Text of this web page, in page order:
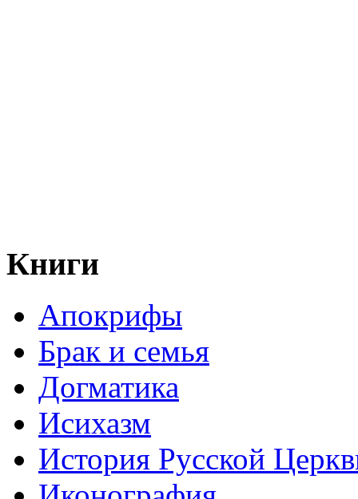
Книги
Апокрифы
Брак и семья
Догматика
Исихазм
История Русской